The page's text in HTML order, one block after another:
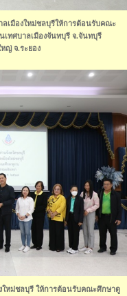
ลเมืองใหม่ชลบุรีให้การต้อนรับคณะ
เทศบาลเมืองจันทบุรี จ.จันทบุรี
ญ่ จ.ระยอง
ใหม่ชลบุรี ให้การต้อนรับคณะศึกษาดู